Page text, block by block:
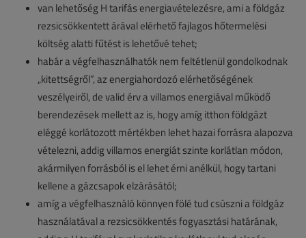
van lehetőség H tarifás energiavételezésre, ami a földgáz
rezsicsökkentett árával elérhető fajlagos hőtermelési
költség alatti fűtést is lehetővé tehet;
habár a végfelhasználhatók nem feltétlenül gondolkodnak
„kitettségről”, az energiahordozó elérhetőségének
veszélyeiről, de valid érv a villamos energiával működő
berendezések mellett az is, hogy amíg itthon földgázt
eléggé korlátozott mértékben lehet hazai forrásra alapozva
vételezni, addig villamos energiát szinte korlátlan módon,
akármilyen forrásból is el lehet érni anélkül, hogy tartani
kellene a gázcsapok elzárásától;
amíg a végfelhasználó könnyen fölé tud csúszni a földgáz
használatával a rezsicsökkentés fogyasztási határának,